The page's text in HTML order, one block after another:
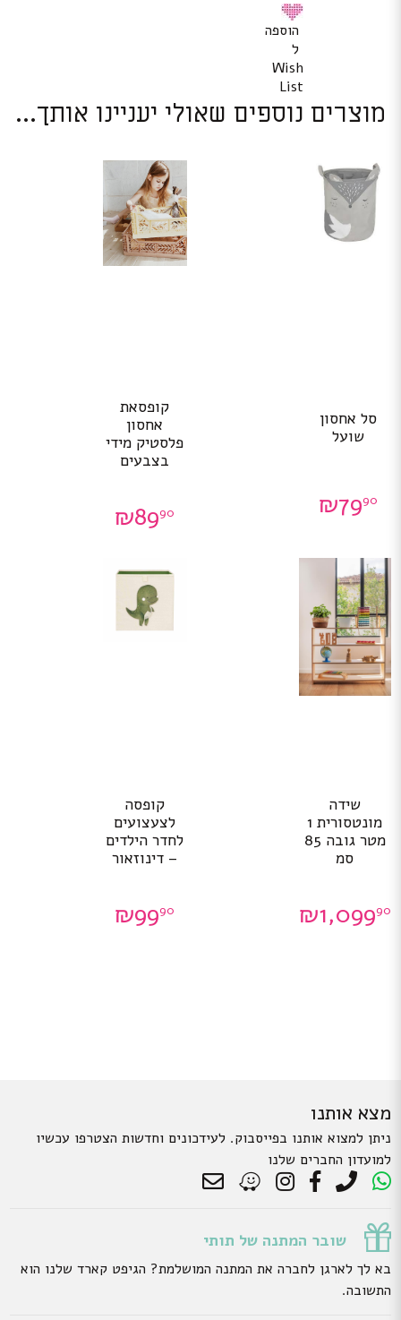
הוספה
ל
Wish
List
מוצרים נוספים שאולי יעניינו אותך...
סל אחסון
שועל
₪7990
קופסאת
אחסון
פלסטיק מידי
בצבעים
₪8990
שידה
מונטסורית 1
מטר גובה 85
סמ
₪1,09990
קופסה
לצעצועים
לחדר הילדים
– דינוזאור
₪9990
מצא אותנו
ניתן למצוא אותנו בפייסבוק. לעידכונים וחדשות הצטרפו עכשיו
למועדון החברים שלנו
שובר המתנה של תותי
בא לך לארגן לחברה את המתנה המושלמת? הגיפט קארד שלנו הוא
התשובה.